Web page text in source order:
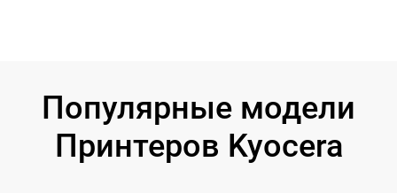
Популярные модели
Принтеров Kyocera